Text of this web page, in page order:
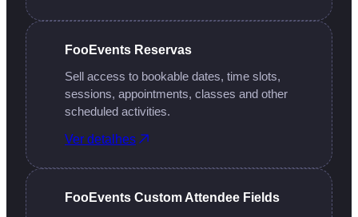
FooEvents Reservas
Sell access to bookable dates, time slots,
sessions, appointments, classes and other
scheduled activities.
Ver detalhes
FooEvents Custom Attendee Fields ​